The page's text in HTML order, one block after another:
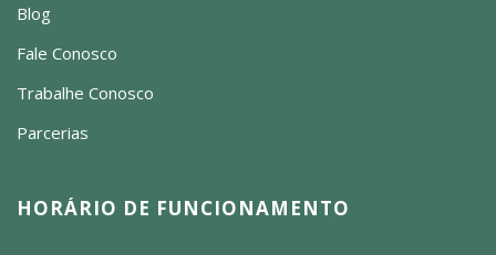
Blog
Fale Conosco
Trabalhe Conosco
Parcerias
HORÁRIO DE FUNCIONAMENTO